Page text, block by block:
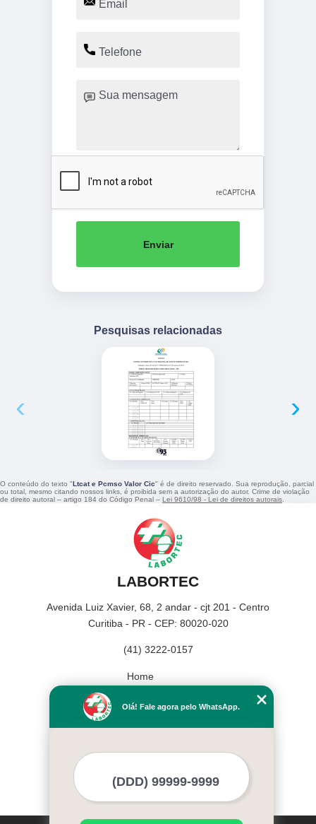
Enviar
Pesquisas relacionadas
‹ ›
O conteúdo do texto "Ltcat e Pcmso Valor Cic" é de direito reservado. Sua reprodução, parcial
ou total, mesmo citando nossos links, é proibida sem a autorização do autor. Crime de violação
de direito autoral – artigo 184 do Código Penal – Lei 9610/98 - Lei de direitos autorais.
LABORTEC
Avenida Luiz Xavier, 68, 2 andar - cjt 201 - Centro
Curitiba - PR - CEP: 80020-020
(41) 3222-0157
Home
Missão
Olá! Fale agora pelo WhatsApp.